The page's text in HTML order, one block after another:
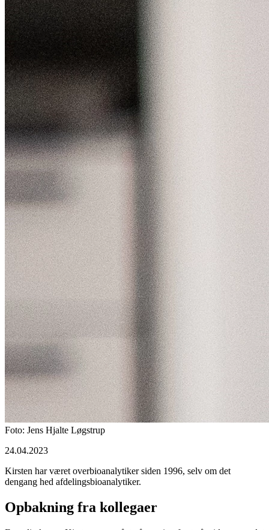
Foto: Jens Hjalte Løgstrup
24.04.2023
Kirsten har været overbioanalytiker siden 1996, selv om det
dengang hed afdelingsbioanalytiker.
Opbakning fra kollegaer